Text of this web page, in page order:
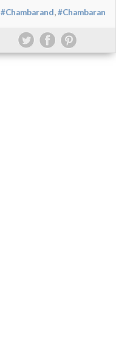
#Chambarand,#Chambaran